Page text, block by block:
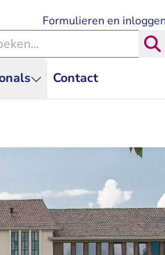
Contact
Formulieren en inloggen
binnen de Rechtspraak